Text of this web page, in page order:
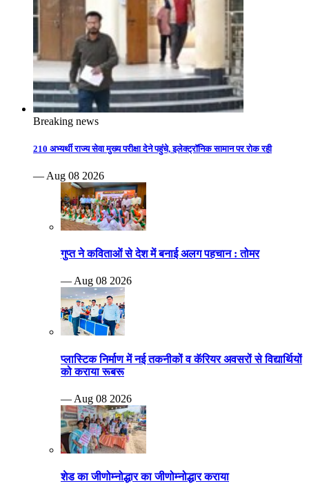
Breaking news
210 अभ्यर्थी राज्य सेवा मुख्य परीक्षा देने पहुंचे, इलेक्ट्रॉनिक सामान पर रोक रही
— Aug 08 2026
गुप्त ने कविताओं से देश में बनाई अलग पहचान : तोमर
— Aug 08 2026
प्लास्टिक निर्माण में नई तकनीकों व कॅरियर अवसरों से विद्यार्थियों
को कराया रूबरू
— Aug 08 2026
शेड का जीणोम्नोद्धार का जीणोम्नोद्धार कराया